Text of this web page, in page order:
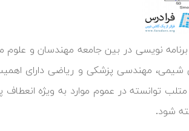
نویسی در بین جامعه مهندسان و علوم
مهندسی پزشکی و ریاضی دارای
متلب توانسته در عموم موارد به ویژه انعطاف
شود.